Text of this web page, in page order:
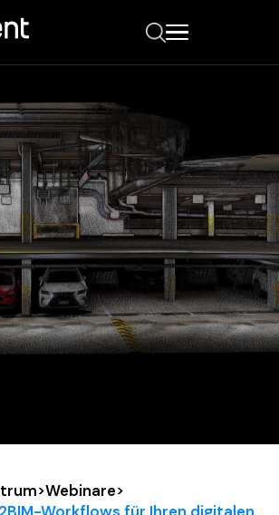
>Webinare>